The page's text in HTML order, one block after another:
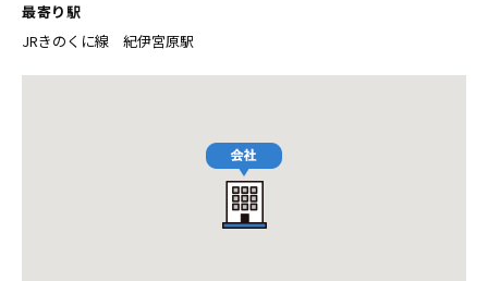
最寄り駅
JRきのくに線 紀伊宮原駅